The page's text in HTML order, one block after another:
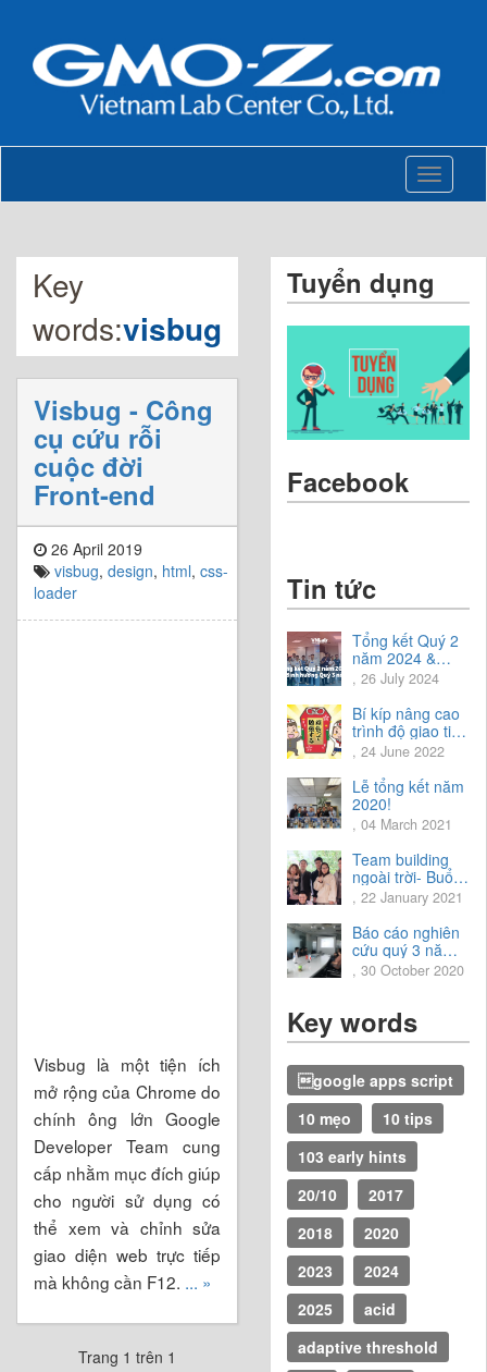
Toggle
Key
words:visbug
Visbug - Công
cụ cứu rỗi
cuộc đời
Front-end
26 April 2019
visbug, design, html, css-
loader
Visbug là một tiện ích
mở rộng của Chrome do
chính ông lớn Google
Developer Team cung
cấp nhằm mục đích giúp
cho người sử dụng có
thể xem và chỉnh sửa
giao diện web trực tiếp
mà không cần F12. ... »
Trang 1 trên 1
Tuyển dụng
Facebook
Tin tức
Tổng kết Quý 2
năm 2024 &
Chia sẻ định
hướng Quý 3
năm 2024
, 26 July 2024
Bí kíp nâng cao
trình độ giao tiếp
tiếng Nhật.
, 24 June 2022
Lễ tổng kết năm
2020!
, 04 March 2021
Team building
ngoài trời- Buổi
trải nghiệm tuyệt
vời.
, 22 January 2021
Báo cáo nghiên
cứu quý 3 năm
2020
, 30 October 2020
Key words
google apps script
10 mẹo
10 tips
103 early hints
20/10
2017
2018
2020
2023
2024
2025
acid
adaptive threshold